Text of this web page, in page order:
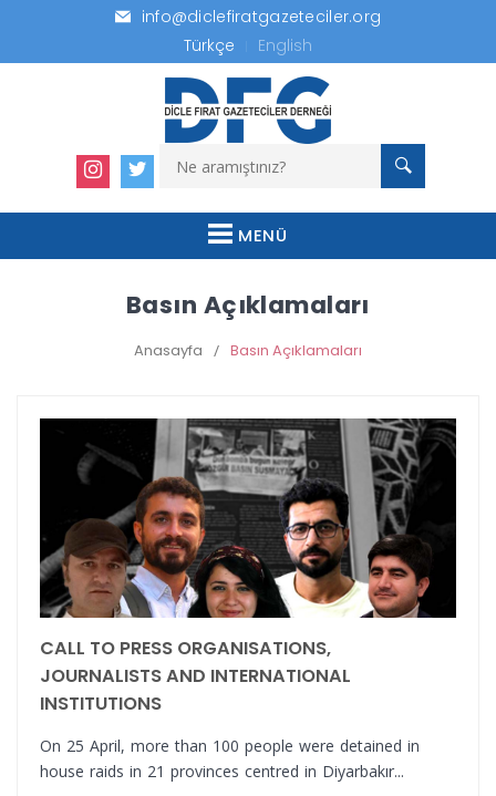
info@diclefiratgazeteciler.org
Türkçe
English
MENÜ
Basın Açıklamaları
Anasayfa / Basın Açıklamaları
CALL TO PRESS ORGANISATIONS,
JOURNALISTS AND INTERNATIONAL
INSTITUTIONS
On 25 April, more than 100 people were detained in
house raids in 21 provinces centred in Diyarbakır...